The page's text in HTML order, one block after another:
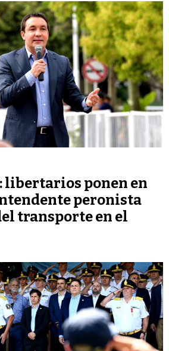
libertarios ponen en
peronista
transporte en el